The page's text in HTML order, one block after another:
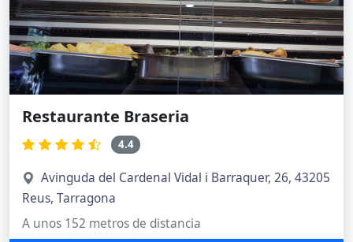
Restaurante Braseria
4.4
Avinguda del Cardenal Vidal i Barraquer, 26, 43205
Reus, Tarragona
A unos 152 metros de distancia